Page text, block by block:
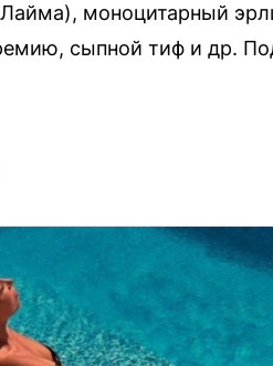
моноцитарный
сыпной тиф и др.